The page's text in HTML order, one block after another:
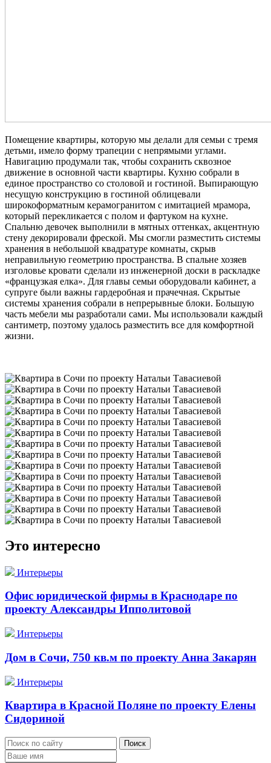
Помещение квартиры, которую мы делали для семьи с тремя
детьми, имело форму трапеции с непрямыми углами.
Навигацию продумали так, чтобы сохранить сквозное
движение в основной части квартиры. Кухню собрали в
единое пространство со столовой и гостиной. Выпирающую
несущую конструкцию в гостиной облицевали
широкоформатным керамогранитом с имитацией мрамора,
который перекликается с полом и фартуком на кухне.
Спальню девочек выполнили в мятных оттенках, акцентную
стену декорировали фреской. Мы смогли разместить системы
хранения в небольшой квадратуре комнаты, скрыв
неправильную геометрию пространства. В спальне хозяев
изголовье кровати сделали из инженерной доски в раскладке
«французкая елка». Для главы семьи оборудовали кабинет, а
супруге были важны гардеробная и прачечная. Скрытые
системы хранения собрали в непрерывные блоки. Большую
часть мебели мы разработали сами. Мы использовали каждый
сантиметр, поэтому удалось разместить все для комфортной
жизни.
Это интересно
Интерьеры
Офис юридической фирмы в Краснодаре по
проекту Александры Ипполитовой
Интерьеры
Дом в Сочи, 750 кв.м по проекту Анна Закарян
Интерьеры
Квартира в Красной Поляне по проекту Елены
Сидориной